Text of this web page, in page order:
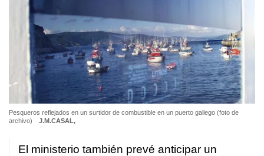
Pesqueros reflejados en un surtidor de combustible en un puerto gallego (foto de
archivo)
J.M.CASAL,
El ministerio también prevé anticipar un